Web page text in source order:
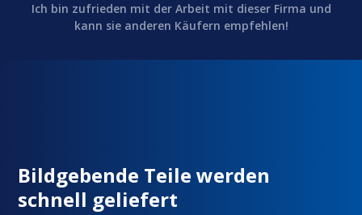
Ich bin zufrieden mit der Arbeit mit dieser Firma und
kann sie anderen Käufern empfehlen!
Bildgebende Teile werden
schnell geliefert